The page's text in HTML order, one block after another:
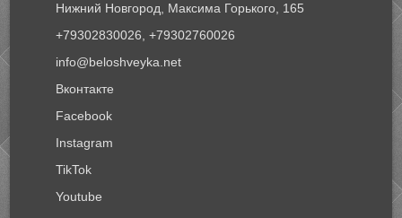
Нижний Новгород, Максима Горького, 165
+79302830026, +79302760026
info@beloshveyka.net
Вконтакте
Facebook
Instagram
TikTok
Youtube